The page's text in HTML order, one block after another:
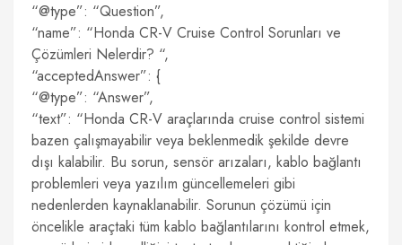
“@type”: “Question”,
“name”: “Honda CR-V Cruise Control Sorunları ve
Çözümleri Nelerdir? “,
“acceptedAnswer”: {
“@type”: “Answer”,
“text”: “Honda CR-V araçlarında cruise control sistemi
bazen çalışmayabilir veya beklenmedik şekilde devre
dışı kalabilir. Bu sorun, sensör arızaları, kablo bağlantı
problemleri veya yazılım güncellemeleri gibi
nedenlerden kaynaklanabilir. Sorunun çözümü için
öncelikle araçtaki tüm kablo bağlantılarını kontrol etmek,